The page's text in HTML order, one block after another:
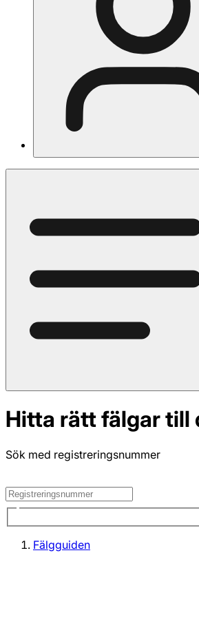
Hitta rätt fälgar till
Sök med registreringsnummer
Fälgguiden